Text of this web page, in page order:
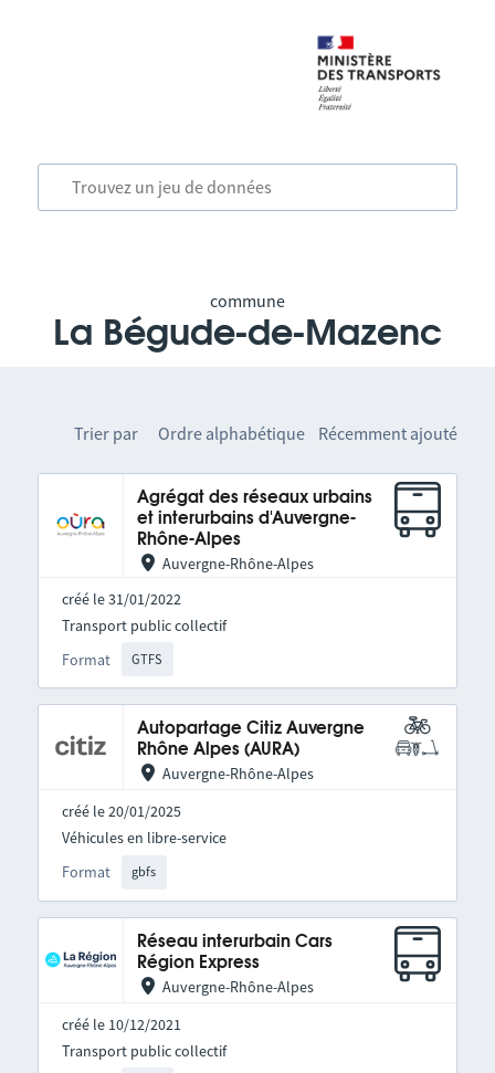
commune
La Bégude-de-Mazenc
Trier par Ordre alphabétique Récemment ajouté
Agrégat des réseaux urbains
et interurbains d'Auvergne-
Rhône-Alpes
Auvergne-Rhône-Alpes
créé le 31/01/2022
Format GTFS
Transport public collectif
Autopartage Citiz Auvergne
Rhône Alpes (AURA)
Auvergne-Rhône-Alpes
créé le 20/01/2025
Format gbfs
Véhicules en libre-service
Réseau interurbain Cars
Région Express
Auvergne-Rhône-Alpes
créé le 10/12/2021
Transport public collectif